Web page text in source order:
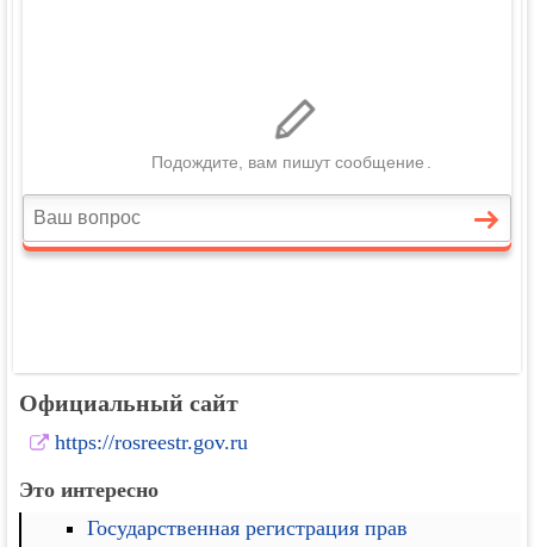
Официальный сайт
https://rosreestr.gov.ru
Это интересно
Государственная регистрация прав